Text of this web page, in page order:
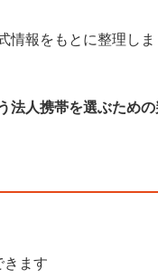
情報をもとに整理しま
法人携帯を選ぶため
きます